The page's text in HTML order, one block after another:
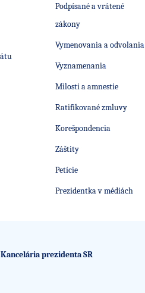
Podpísané a vrátené
zákony
Vymenovania a odvolania
Vyznamenania
Milosti a amnestie
Ratifikované zmluvy
Korešpondencia
Záštity
Petície
Prezidentka v médiách
prezidenta SR